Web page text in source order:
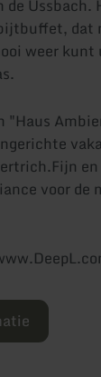
de
dat
weer kunt
"Haus
voor de